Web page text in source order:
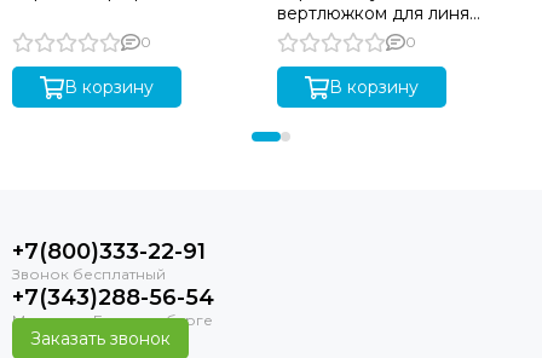
0
В корзину
вертлюжком для линя
подводного ружья
0
В корзину
+7(800)333-22-91
+7(343)288-56-54
Заказать звонок